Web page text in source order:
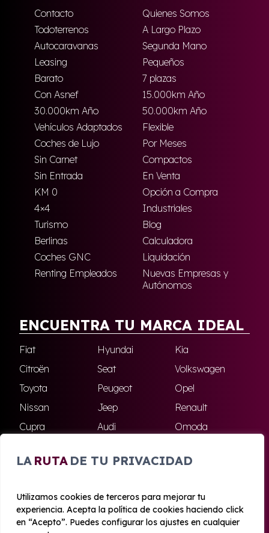
LA RUTA DE TU PRIVACIDAD
Utilizamos cookies de terceros para mejorar tu
experiencia. Acepta la política de cookies haciendo click
en “Acepto”. Puedes configurar los ajustes en cualquier
Contacto
Quienes Somos
Todoterrenos
A Largo Plazo
Autocaravanas
Segunda Mano
Leasing
Pequeños
Barato
7 plazas
Con Asnef
15.000km Año
30.000km Año
50.000km Año
Vehículos Adaptados
Flexible
Coches de Lujo
Por Meses
Sin Carnet
Compactos
Sin Entrada
En Venta
KM 0
Opción a Compra
4×4
Industriales
Turismo
Blog
Berlinas
Calculadora
Coches GNC
Liquidación
Renting Empleados
Nuevas Empresas y
Autónomos
ENCUENTRA TU MARCA IDEAL
Fiat Hyundai
Kia
Citroën
Seat
Volkswagen
Toyota
Peugeot
Opel
Nissan
Jeep
Renault
Cupra
Audi
Omoda
Skoda
Ford Todas las marcas
© 2020 - 2026 Azahara Renting